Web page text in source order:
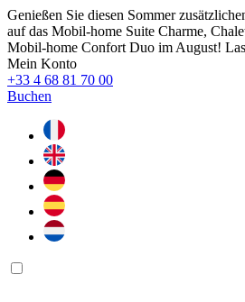
Genießen Sie diesen Sommer
auf das Mobil-home Suite Charme,
Mobil-home Confort Duo im August!
Mein Konto
+33 4 68 81 70 00
Buchen